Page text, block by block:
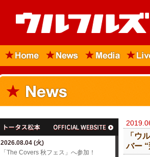
2026.08.04 (火)
「The Covers 秋フェス」へ参加！
「ウ
バー